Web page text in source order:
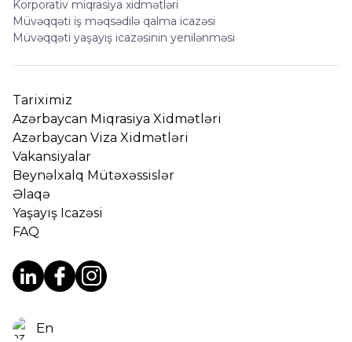
Korporativ miqrasiya xidmətləri
Müvəqqəti iş məqsədilə qalma icazəsi
Müvəqqəti yaşayış icazəsinin yenilənməsi
Tariximiz
Azərbaycan Miqrasiya Xidmətləri
Azərbaycan Viza Xidmətləri
Vakansiyalar
Beynəlxalq Mütəxəssislər
Əlaqə
Yaşayış Icazəsi
FAQ
En